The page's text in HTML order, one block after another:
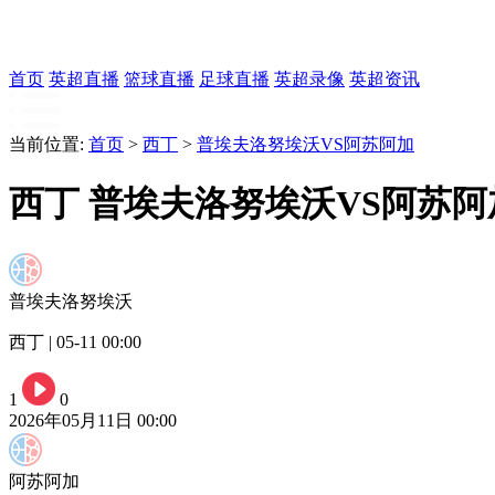
首页 英超直播 篮球直播 足球直播 英超录像 英超资讯
当前位置: 首页 > 西丁 > 普埃夫洛努埃沃VS阿苏阿加
西丁 普埃夫洛努埃沃VS阿苏
普埃夫洛努埃沃
西丁 | 05-11 00:00
1
0
2026年05月11日 00:00
阿苏阿加